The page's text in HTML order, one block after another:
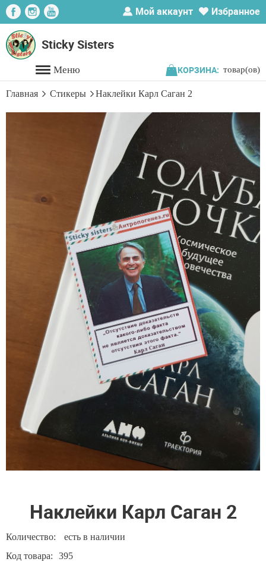
Мой аккаунт Избранное
Sticky Sisters
КОРЗИНА: товар(ов)
Главная Стикеры Наклейки Карл Саган 2
Наклейки Карл Саган 2
Количество:
есть в наличии
Код товара:
395
Главная
Каталог
Распродажа